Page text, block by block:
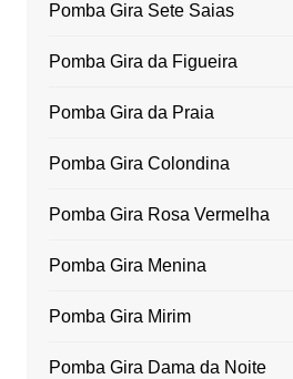
Pomba Gira Sete Saias
Pomba Gira da Figueira
Pomba Gira da Praia
Pomba Gira Colondina
Pomba Gira Rosa Vermelha
Pomba Gira Menina
Pomba Gira Mirim
Pomba Gira Dama da Noite